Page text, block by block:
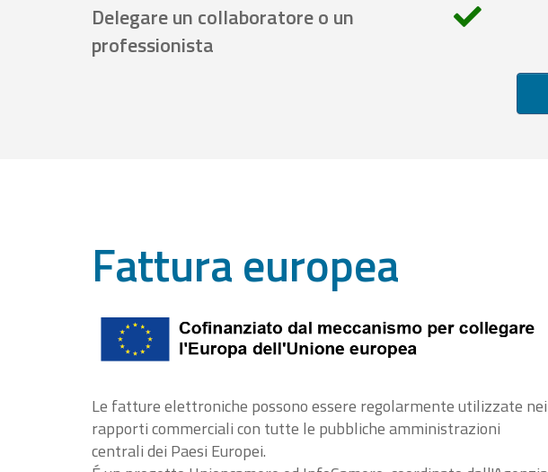
Delegare un collaboratore o un
professionista
Fattura europea
Le fatture elettroniche possono essere regolarmente utilizzate nei
rapporti commerciali con tutte le pubbliche amministrazioni
centrali dei Paesi Europei.